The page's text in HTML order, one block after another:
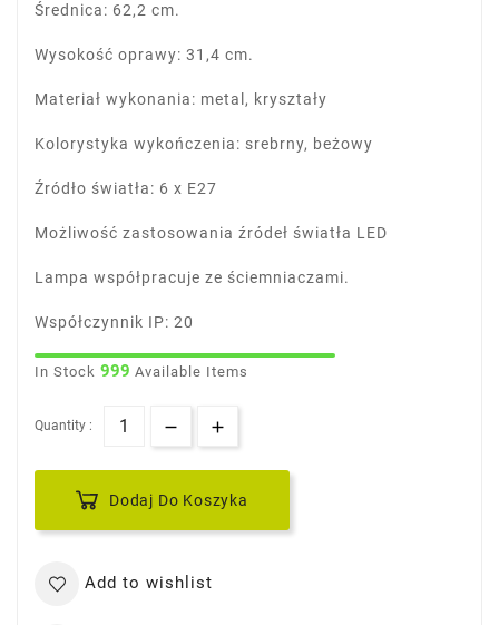
Średnica: 62,2 cm.
Wysokość oprawy: 31,4 cm.
Materiał wykonania: metal, kryształy
Kolorystyka wykończenia: srebrny, beżowy
Źródło światła: 6 x E27
Możliwość zastosowania źródeł światła LED
Lampa współpracuje ze ściemniaczami.
Współczynnik IP: 20
In Stock 999 Available Items
Quantity :
Dodaj Do Koszyka
Add to wishlist